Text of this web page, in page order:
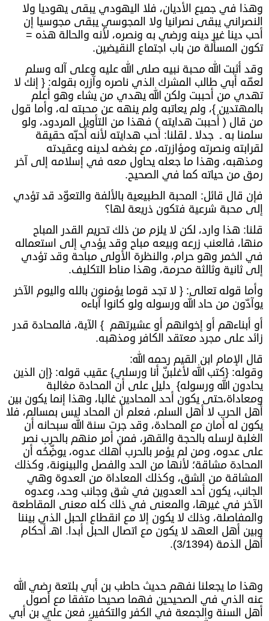
وهذا في جميع الأديان، فلا اليهودي يبقى يهوديا ولا
النصراني يبقى نصرانيا ولا المجوسي يبقى مجوسيا إن
أحب دينا غير دينه ورضي به ونصره، لأنه والحالة هذه =
تكون المسألة من باب اجتماع النقيضين.
وقد أثبت الله محبة نبيه صلى الله عليه وعلى آله وسلم
لعمّه أبي طالب المشرك الذي ناصره وآزره بقوله: { إنك لا
تهدي من أحببت ولكن الله يهدي من يشاء وهو أعلم
بالمهتدين }، ولم يعاتبه ولم ينهه عن محبته له، وأما قول
من قال ( أحببت هدايته ) فهذا من التأويل المردود، ولو
سلمنا به ـ جدلا ـ لقلنا: أحب هدايته لأنه أحبّه حقيقة
لقرابته ونصرته ومؤازرته، مع بغضه لدينه وعقيدته
ومذهبه، وهذا ما جعله يحاول معه في إسلامه إلى آخر
رمق من حياته كما في الصحيح.
فإن قال قائل: المحبة الطبيعية بالألفة والتعوّد قد تؤدي
إلى محبة شرعية فتكون ذريعة لها؟
قلنا: هذا وارد، لكن لا يلزم من ذلك تحريم القدر المباح
منها، فالعنب زرعه وبيعه مباح وقد يؤدي إلى استعماله
في الخمر وهو حرام، والنظرة الأولى مباحة وقد تؤدي
إلى ثانية وثالثة محرمة، وهذا مناط التكليف.
وأما قوله تعالى: { لا تجد قوما يؤمنون بالله واليوم الآخر
يوآدّون من حاد الله ورسوله ولو كانوا آباءه
أو أبناءهم أو إخوانهم أو عشيرتهم } الآية، فالمحادة قدر
زائد على مجرد معتقد الكافر ومذهبه.
قال الإمام ابن القيم رحمه الله:
وقوله: {كتب الله لأغلبنّ أنا ورسلي} عقيب قوله: {إن الذين
يحادون الله ورسوله} دليل على أن المحادة مغالبة
ومعاداة،حتى يكون أحد المحادين غالبا، وهذا إنما يكون بين
أهل الحرب لا أهل السلم، فعلم أن المحاد ليس بمسالم، فلا
يكون له أمان مع المحادة، وقد جرت سنة الله سبحانه أن
الغلبة لرسله بالحجة والقهر، فمن أمر منهم بالحرب نصر
على عدوه، ومن لم يؤمر بالحرب أهلك عدوه، يوضِّحُه أن
المحادة مشاقة؛ لأنها من الحد والفصل والبينونة، وكذلك
المشاقة من الشق، وكذلك المعاداة من العدوة وهي
الجانب، يكون أحد العدوين في شق وجانب وحد، وعدوه
الآخر في غيرها، والمعنى في ذلك كله معنى المقاطعة
والمفاصلة، وذلك لا يكون إلا مع انقطاع الحبل الذي بيننا
وبين أهل العهد لا يكون مع اتصال الحبل أبدا. اهـ أحكام
أهل الذمة (3/1394).
وهذا ما يجعلنا نفهم حديث حاطب بن أبي بلتعة رضي الله
عنه الذي في الصحيحين فهما صحيحا متفقا مع أصول
أهل السنة والجمعة في الكفر والتكفير، فعن علي بن أبي